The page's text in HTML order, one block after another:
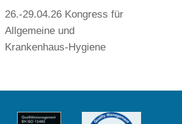
26.-29.04.26 Kongress für
Allgemeine und
Krankenhaus-Hygiene